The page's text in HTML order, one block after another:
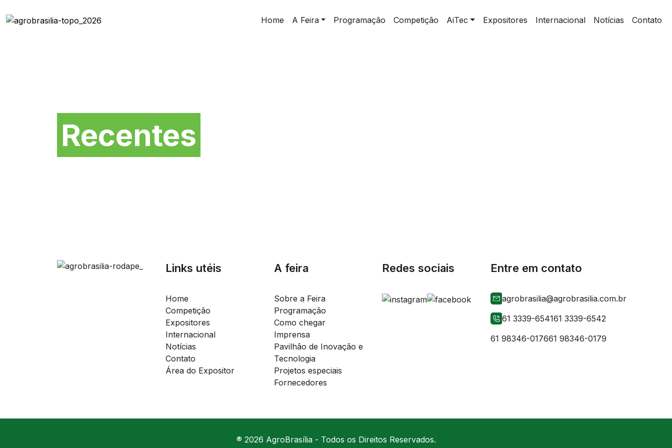
Home A Feira Programação Competição AiTec Expositores Internacional Notícias Contato
Recentes
Links utéis
Home
Competição
Expositores
Internacional
Notícias
Contato
Área do Expositor
A feira
Sobre a Feira
Programação
Como chegar
Imprensa
Pavilhão de Inovação e
Tecnologia
Projetos especiais
Fornecedores
Redes sociais Entre em contato
agrobrasilia@agrobrasilia.com.br
61 3339-654161 3339-6542
61 98346-017661 98346-0179
® 2026 AgroBrasília - Todos os Direitos Reservados.